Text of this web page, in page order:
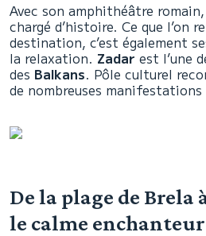
Avec son amphithéâtre romain,
chargé d’histoire. Ce que l’on
destination, c’est également
la relaxation. Zadar est l’une
des Balkans. Pôle culturel
de nombreuses
De la plage de Brela
le calme